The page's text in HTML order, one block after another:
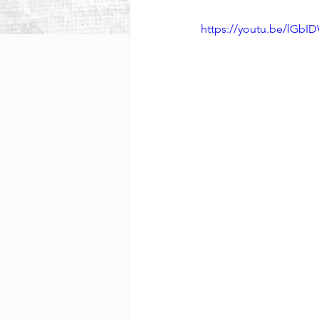
https://youtu.be/